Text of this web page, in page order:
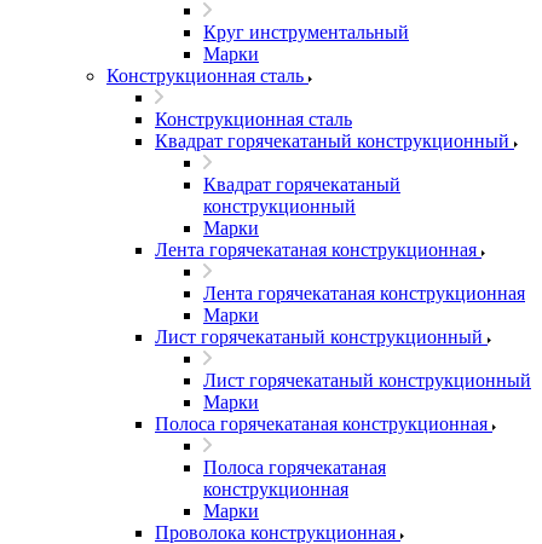
Круг инструментальный
Марки
Конструкционная сталь
Конструкционная сталь
Квадрат горячекатаный конструкционный
Квадрат горячекатаный
конструкционный
Марки
Лента горячекатаная конструкционная
Лента горячекатаная конструкционная
Марки
Лист горячекатаный конструкционный
Лист горячекатаный конструкционный
Марки
Полоса горячекатаная конструкционная
Полоса горячекатаная
конструкционная
Марки
Проволока конструкционная